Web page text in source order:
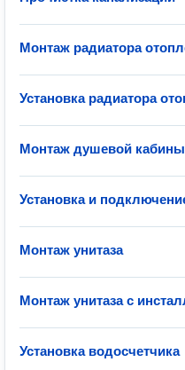
Монтаж радиатора
Установка радиатора
Монтаж душевой кабины
Установка и
Монтаж унитаза
Монтаж унитаза с
Установка водосчетчика